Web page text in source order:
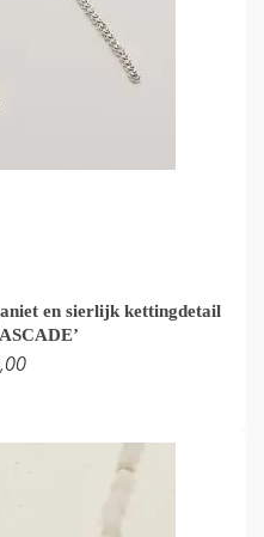
en sierlijk kettingdetail